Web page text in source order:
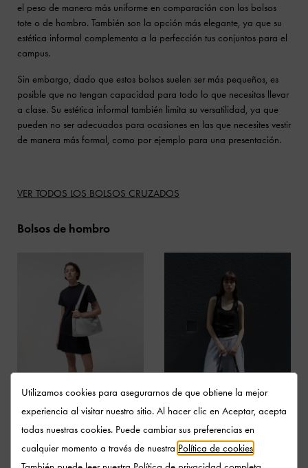
el peso de manera más uniforme en comparación con los bolsos
tote o de hombro. También son la opción más elegante, ya que su
estética informal complementa a la perfección tus conjuntos para el
campus.
Sin embargo, dado que estos bolsos suelen ser más pequeños, es
posible que no tengan capacidad para todo lo que necesitas llevar
a clase. Su estética informal también limita su versatilidad, ya que
pueden no ser adecuados para ocasiones en las que necesites vestir
de manera más formal, como por ejemplo para una presentación.
VER TODOS LOS BOLSOS CRUZADOS
Bolsos de hombro
Si valoras el estilo y la practicidad a partes iguales, losbolsos de
Utilizamos cookies para asegurarnos de que obtiene la mejor
experiencia al visitar nuestro sitio. Al hacer clic en Aceptar, acepta
todas nuestras cookies. Puede cambiar sus preferencias en
cualquier momento a través de nuestra Política de cookies